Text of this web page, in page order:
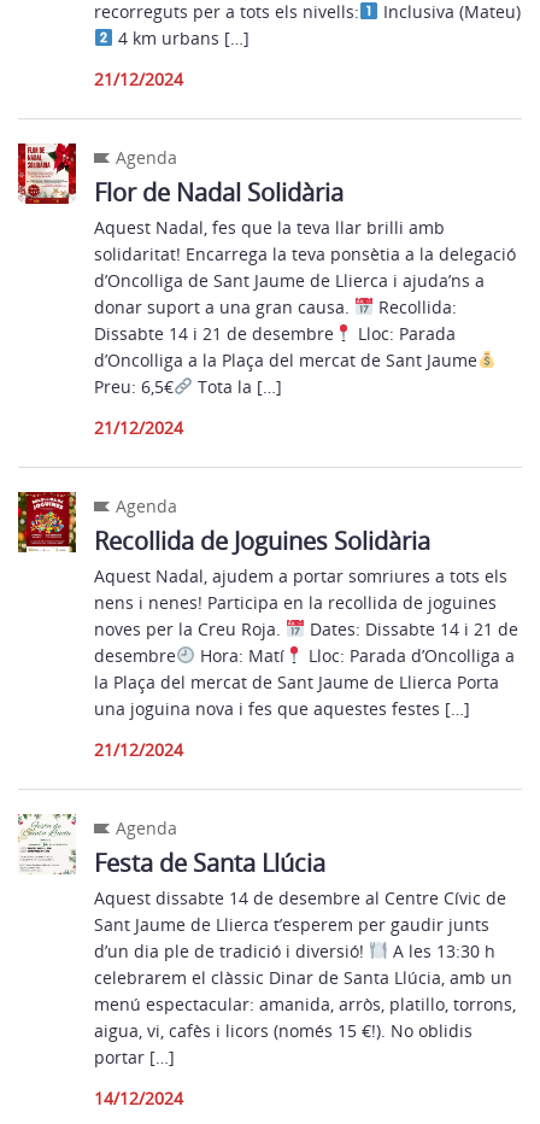
recorreguts per a tots els nivells:
Inclusiva (Mateu)
4 km urbans […]
21/12/2024
Agenda
Flor de Nadal Solidària
Aquest Nadal, fes que la teva llar brilli amb
solidaritat! Encarrega la teva ponsètia a la delegació
d’Oncolliga de Sant Jaume de Llierca i ajuda’ns a
donar suport a una gran causa.
Recollida:
Dissabte 14 i 21 de desembre
Lloc: Parada
d’Oncolliga a la Plaça del mercat de Sant Jaume
Preu: 6,5€
Tota la […]
21/12/2024
Agenda
Recollida de Joguines Solidària
Aquest Nadal, ajudem a portar somriures a tots els
nens i nenes! Participa en la recollida de joguines
noves per la Creu Roja.
Dates: Dissabte 14 i 21 de
desembre
Hora: Matí
Lloc: Parada d’Oncolliga a
la Plaça del mercat de Sant Jaume de Llierca Porta
una joguina nova i fes que aquestes festes […]
21/12/2024
Agenda
Festa de Santa Llúcia
Aquest dissabte 14 de desembre al Centre Cívic de
Sant Jaume de Llierca t’esperem per gaudir junts
d’un dia ple de tradició i diversió!
A les 13:30 h
celebrarem el clàssic Dinar de Santa Llúcia, amb un
menú espectacular: amanida, arròs, platillo, torrons,
aigua, vi, cafès i licors (només 15 €!). No oblidis
portar […]
14/12/2024